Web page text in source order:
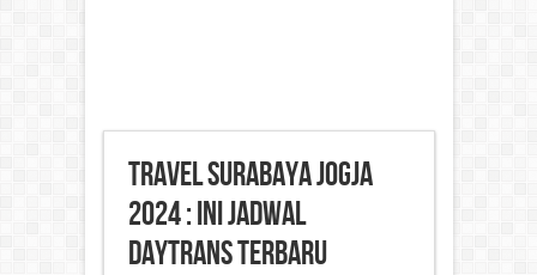
Travel Surabaya Jogja
2024 : Ini Jadwal
DayTrans Terbaru